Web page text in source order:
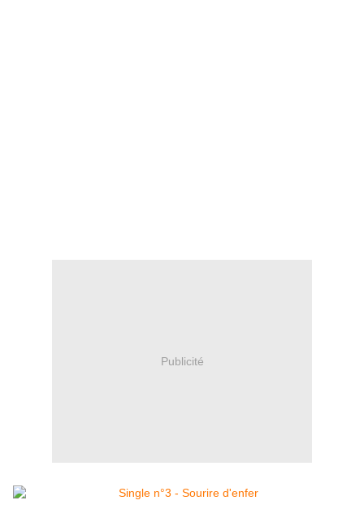
Publicité